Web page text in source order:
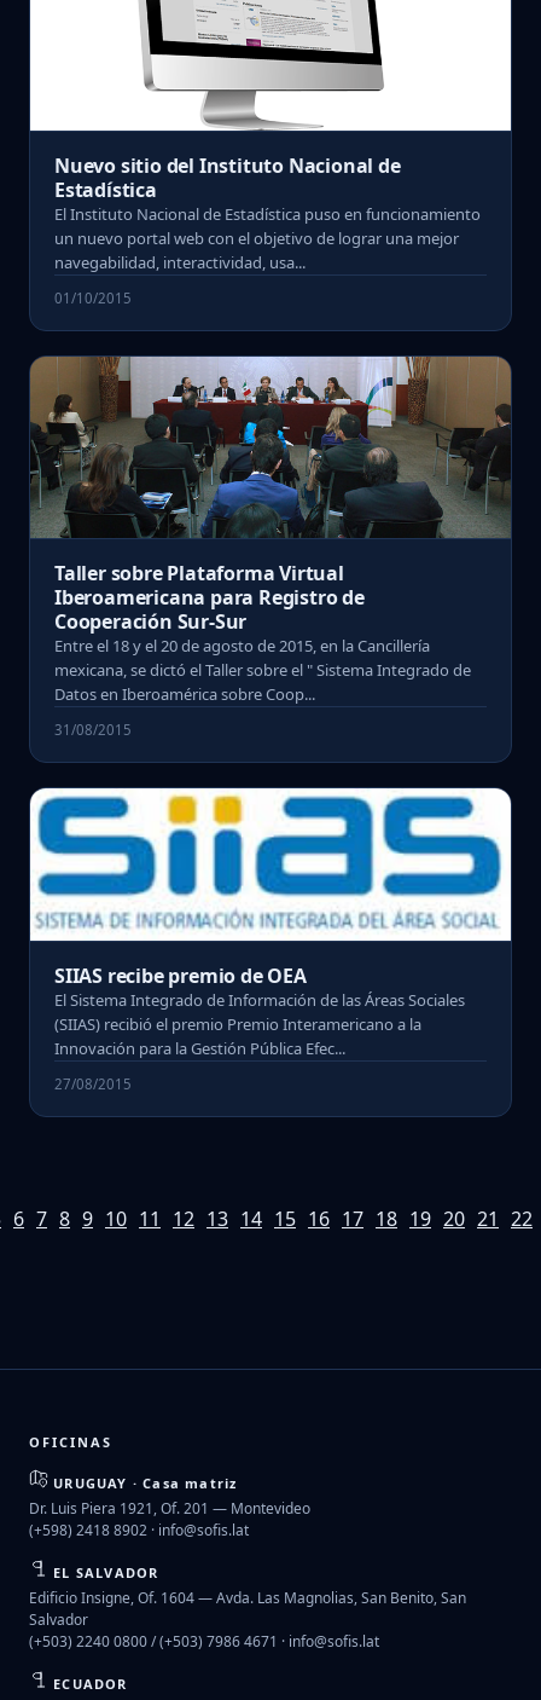
Nuevo sitio del Instituto Nacional de
Estadística
El Instituto Nacional de Estadística puso en funcionamiento
un nuevo portal web con el objetivo de lograr una mejor
navegabilidad, interactividad, usa...
01/10/2015
Taller sobre Plataforma Virtual
Iberoamericana para Registro de
Cooperación Sur-Sur
Entre el 18 y el 20 de agosto de 2015, en la Cancillería
mexicana, se dictó el Taller sobre el " Sistema Integrado de
Datos en Iberoamérica sobre Coop...
31/08/2015
SIIAS recibe premio de OEA
El Sistema Integrado de Información de las Áreas Sociales
(SIIAS) recibió el premio Premio Interamericano a la
Innovación para la Gestión Pública Efec...
27/08/2015
6 7 8 9 10 11 12 13 14 15 16 17 18 19 20 21 22
OFICINAS
URUGUAY · Casa matriz
Dr. Luis Piera 1921, Of. 201 — Montevideo
(+598) 2418 8902 · info@sofis.lat
EL SALVADOR
Edificio Insigne, Of. 1604 — Avda. Las Magnolias, San Benito, San
Salvador
(+503) 2240 0800 / (+503) 7986 4671 · info@sofis.lat
ECUADOR